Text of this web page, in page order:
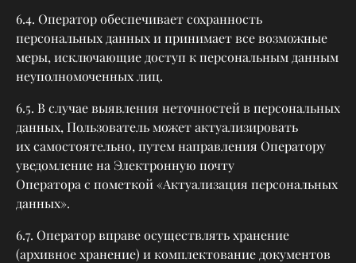
6.4. Оператор обеспечивает сохранность
персональных данных и принимает все возможные
меры, исключающие доступ к персональным данным
неуполномоченных лиц.
6.5. В случае выявления неточностей в персональных
данных, Пользователь может актуализировать
их самостоятельно, путем направления Оператору
уведомление на Электронную почту
Оператора с пометкой «Актуализация персональных
данных».
6.7. Оператор вправе осуществлять хранение
(архивное хранение) и комплектование документов